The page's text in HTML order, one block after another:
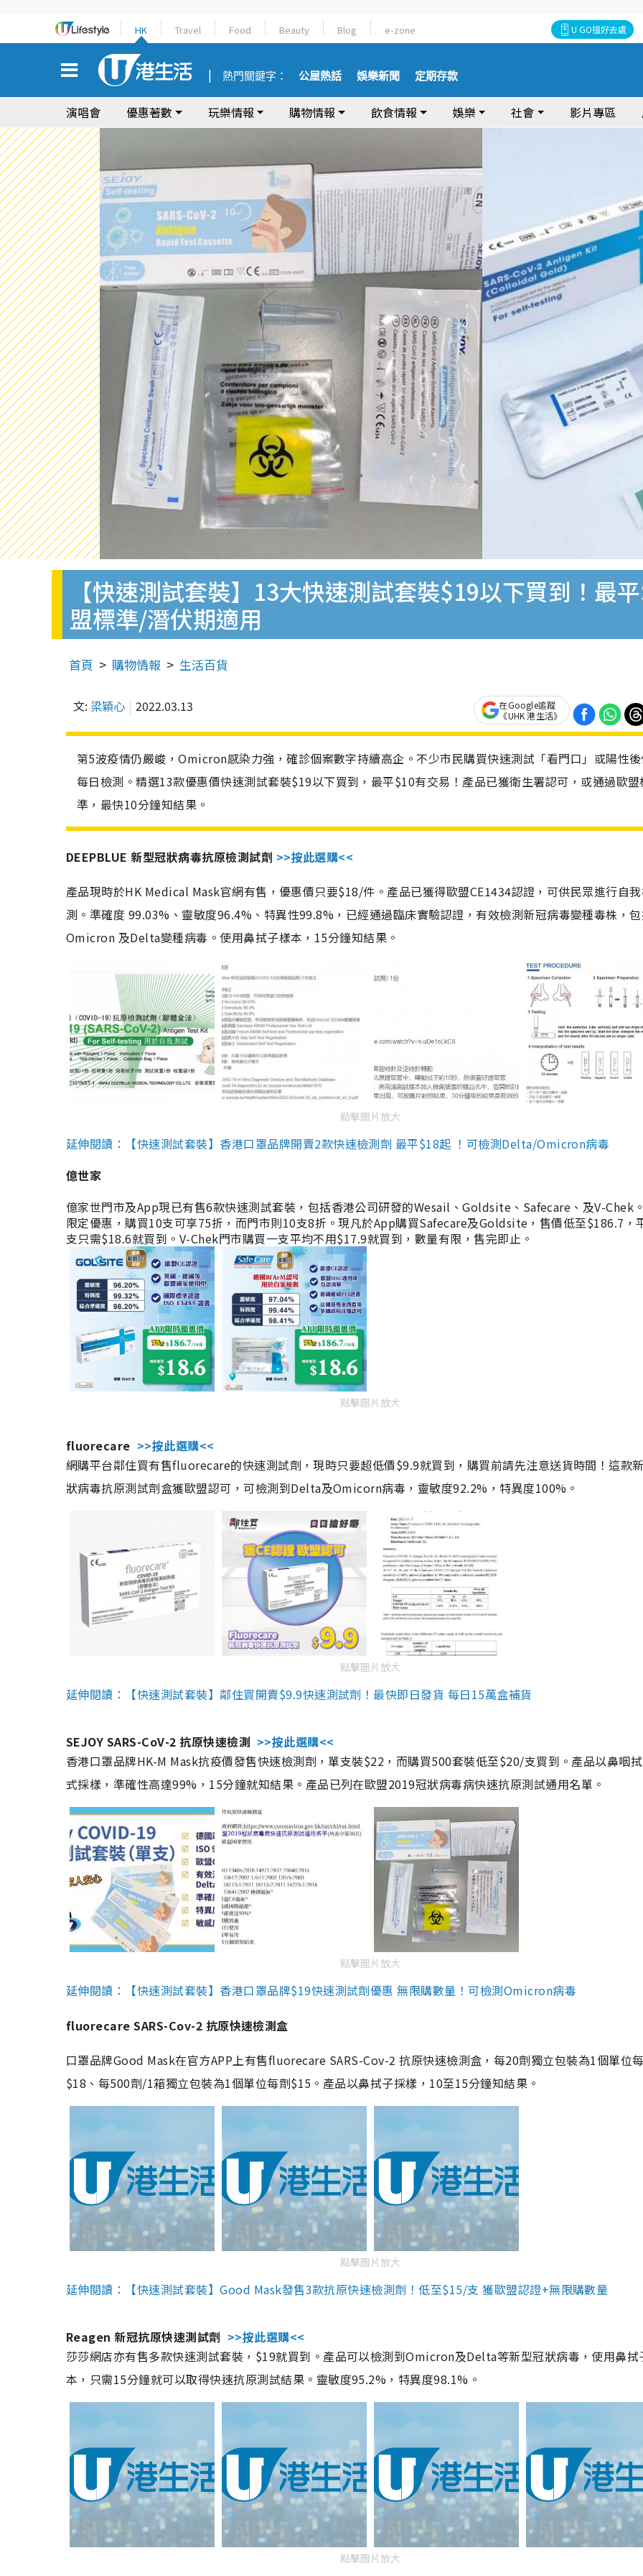
HK Travel Food Beauty Blog e-zone U GO搵好去處
熱門關鍵字： 公屋熱話 娛樂新聞 定期存款
演唱會 優惠著數 玩樂情報 購物情報 飲食情報 娛樂 社會 影片專區
【快速測試套裝】13大快速測試套裝$19以下買到！最
盟標準/潛伏期適用
首頁 購物情報 生活百貨
文: 梁穎心 2022.03.13
在Google追蹤
《UHK 港生活》
第5波疫情仍嚴峻，Omicron感染力強，確診個案數字持續高企。不少市民購買快速測試「看門口」或陽性
每日檢測。精選13款優惠價快速測試套裝$19以下買到，最平$10有交易！產品已獲衛生署認可，或通過歐盟
準，最快10分鐘知結果。
DEEPBLUE 新型冠狀病毒抗原檢測試劑 >>按此選購<<
產品現時於HK Medical Mask官網有售，優惠價只要$18/件。產品已獲得歐盟CE1434認證，可供民眾進行自
測。準確度 99.03%、靈敏度96.4%、特異性99.8%，已經通過臨床實驗認證，有效檢測新冠病毒變種毒株，
Omicron 及Delta變種病毒。使用鼻拭子樣本，15分鐘知結果。
點擊圖片放大
延伸閱讀：【快速測試套裝】香港口罩品牌開賣2款快速檢測劑 最平$18起 ！可檢測Delta/Omicron病毒
億世家
億家世門市及App現已有售6款快速測試套裝，包括香港公司研發的Wesail、Goldsite、Safecare、及V-Chek
限定優惠，購買10支可享75折，而門市則10支8折。現凡於App購買Safecare及Goldsite，售價低至$186.7，
支只需$18.6就買到。V-Chek門市購買一支平均不用$17.9就買到，數量有限，售完即止。
點擊圖片放大
fluorecare >>按此選購<<
網購平台鄰住買有售fluorecare的快速測試劑，現時只要超低價$9.9就買到，購買前請先注意送貨時間！這款
狀病毒抗原測試劑盒獲歐盟認可，可檢測到Delta及Omicorn病毒，靈敏度92.2%，特異度100%。
點擊圖片放大
延伸閱讀：【快速測試套裝】鄰住買開賣$9.9快速測試劑！最快即日發貨 每日15萬盒補貨
SEJOY SARS-CoV-2 抗原快速檢測 >>按此選購<<
香港口罩品牌HK-M Mask抗疫價發售快速檢測劑，單支裝$22，而購買500套裝低至$20/支買到。產品以鼻咽
式採樣，準確性高達99%，15分鐘就知結果。產品已列在歐盟2019冠狀病毒病快速抗原測試通用名單。
點擊圖片放大
延伸閱讀：【快速測試套裝】香港口罩品牌$19快速測試劑優惠 無限購數量！可檢測Omicron病毒
fluorecare SARS-Cov-2 抗原快速檢測盒
口罩品牌Good Mask在官方APP上有售fluorecare SARS-Cov-2 抗原快速檢測盒，每20劑獨立包裝為1個單位
$18、每500劑/1箱獨立包裝為1個單位每劑$15。產品以鼻拭子採樣，10至15分鐘知結果。
點擊圖片放大
延伸閱讀：【快速測試套裝】Good Mask發售3款抗原快速檢測劑！低至$15/支 獲歐盟認證+無限購數量
Reagen 新冠抗原快速測試劑 >>按此選購<<
莎莎網店亦有售多款快速測試套裝，$19就買到。產品可以檢測到Omicron及Delta等新型冠狀病毒，使用鼻拭
本，只需15分鐘就可以取得快速抗原測試結果。靈敏度95.2%，特異度98.1%。
點擊圖片放大